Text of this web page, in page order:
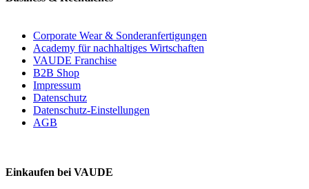
Corporate Wear & Sonderanfertigungen
Academy für nachhaltiges Wirtschaften
VAUDE Franchise
B2B Shop
Impressum
Datenschutz
Datenschutz-Einstellungen
AGB
Einkaufen bei VAUDE